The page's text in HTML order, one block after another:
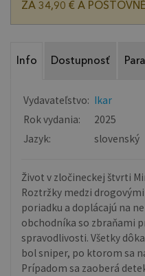
ZA 34,90 € A
Info Dostupnosť
Vydavateľstvo: Ikar
Rok vydania:
2025
Jazyk:
slovenský
Život v zločineckej štvrti
Roztržky medzi
poriadku a doplácajú na
obchodníka so zbraňami
spravodlivosti. Všetky
bol sniper, po ktorom sa
Prípadom sa zaoberá